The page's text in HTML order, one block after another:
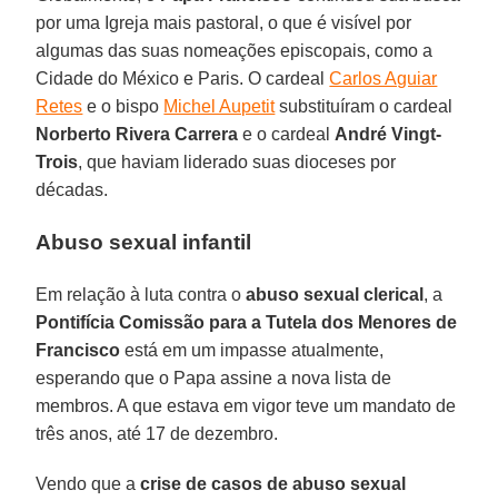
por uma Igreja mais pastoral, o que é visível por
algumas das suas nomeações episcopais, como a
Cidade do México e Paris. O cardealCarlos Aguiar
Retes e o bispo Michel Aupetitsubstituíram o cardeal
Norberto Rivera Carrera e o cardeal André Vingt-
Trois, que haviam liderado suas dioceses por
décadas.
Abuso sexual infantil
Em relação à luta contra oabuso sexual clerical , a
Pontifícia Comissão para a Tutela dos Menores de
Francisco está em um impasse atualmente,
esperando que o Papa assine a nova lista de
membros. A que estava em vigor teve um mandato de
três anos, até 17 de dezembro.
Vendo que acrise de casos de abuso sexual